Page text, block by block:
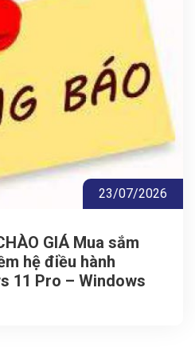
23/07/2026
GIÁ Mua sắm
hệ điều hành
11 Pro – Windows